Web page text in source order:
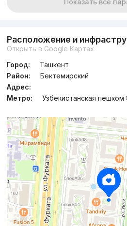
Показать все
Расположение и
Открыть в Google Картах
Город:
Ташкент
Район:
Бектемирский
Адрес:
Метро:
Узбекистанская пешком